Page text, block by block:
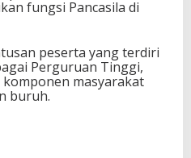
fungsi Pancasila di
peserta yang terdiri
Perguruan Tinggi,
komponen masyarakat
buruh.